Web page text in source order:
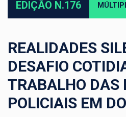
EDIÇÃO N.176
REALIDADES
DESAFIO
TRABALHO DAS
POLICIAIS EM